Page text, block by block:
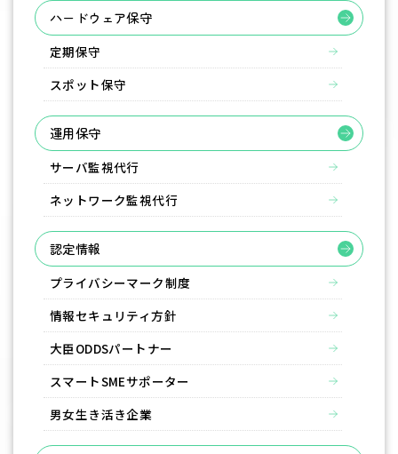
ハードウェア保守
定期保守
スポット保守
運用保守
サーバ監視代行
ネットワーク監視代行
認定情報
プライバシーマーク制度
情報セキュリティ方針
大臣ODDSパートナー
スマートSMEサポーター
男女生き活き企業